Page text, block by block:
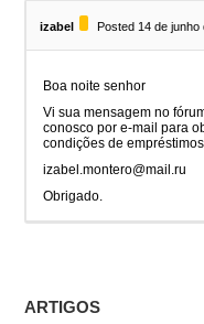
izabel Posted 14 de junho
Boa noite senhor
Vi sua mensagem no
conosco por e-mail para
condições de
izabel.montero@mail.ru
Obrigado.
ARTIGOS